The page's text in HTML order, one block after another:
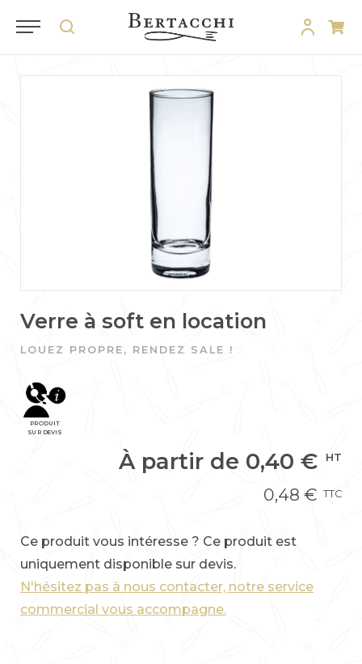
Verre à soft en location
LOUEZ PROPRE, RENDEZ SALE !
PRODUIT
SUR DEVIS
À partir de 0,40 € HT
0,48 € TTC
Ce produit vous intéresse ? Ce produit est
uniquement disponible sur devis.
N'hésitez pas à nous contacter, notre service
commercial vous accompagne.